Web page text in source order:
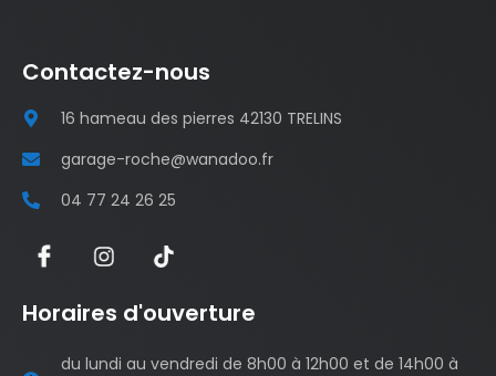
Contactez-nous
16 hameau des pierres 42130 TRELINS
garage-roche@wanadoo.fr
04 77 24 26 25
Horaires d'ouverture
du lundi au vendredi de 8h00 à 12h00 et de 14h00 à